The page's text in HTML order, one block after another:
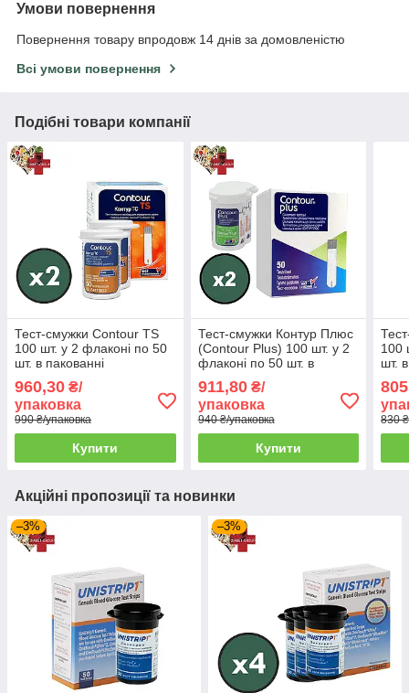
Умови повернення
Повернення товару впродовж 14 днів за домовленістю
Всі умови повернення
Подібні товари компанії
Тест-смужки Contour TS
100 шт. у 2 флаконі по 50
шт. в пакованні
960,30 ₴/
упаковка
990 ₴/упаковка
Купити
Тест-смужки Контур Плюс
(Contour Plus) 100 шт. у 2
флаконі по 50 шт. в
911,80₴/
упаковка
940 ₴/упаковка
Купити
100
шт.
830
Акційні пропозиції та новинки
–3% –3%